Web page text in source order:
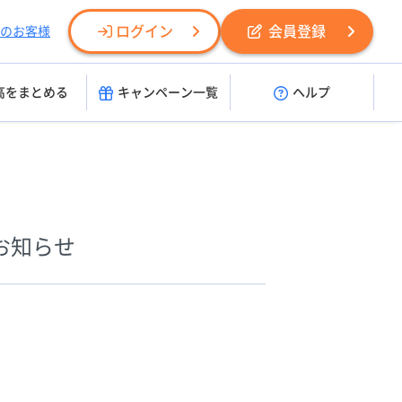
お客様 ログイン 会員登録
をまとめる キャンペーン一覧 ヘルプ
知らせ